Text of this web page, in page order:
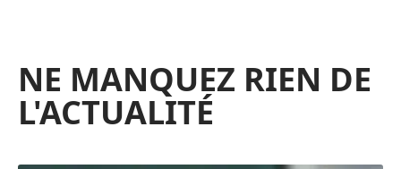
NE MANQUEZ RIEN DE
L'ACTUALITÉ